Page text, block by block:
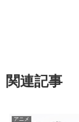
関連記事
アニメ